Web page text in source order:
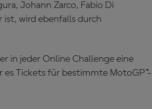
Johann Zarco, Fabio Di
ist, wird ebenfalls durch
in jeder Online Challenge eine
Tickets für bestimmte MotoGP™-